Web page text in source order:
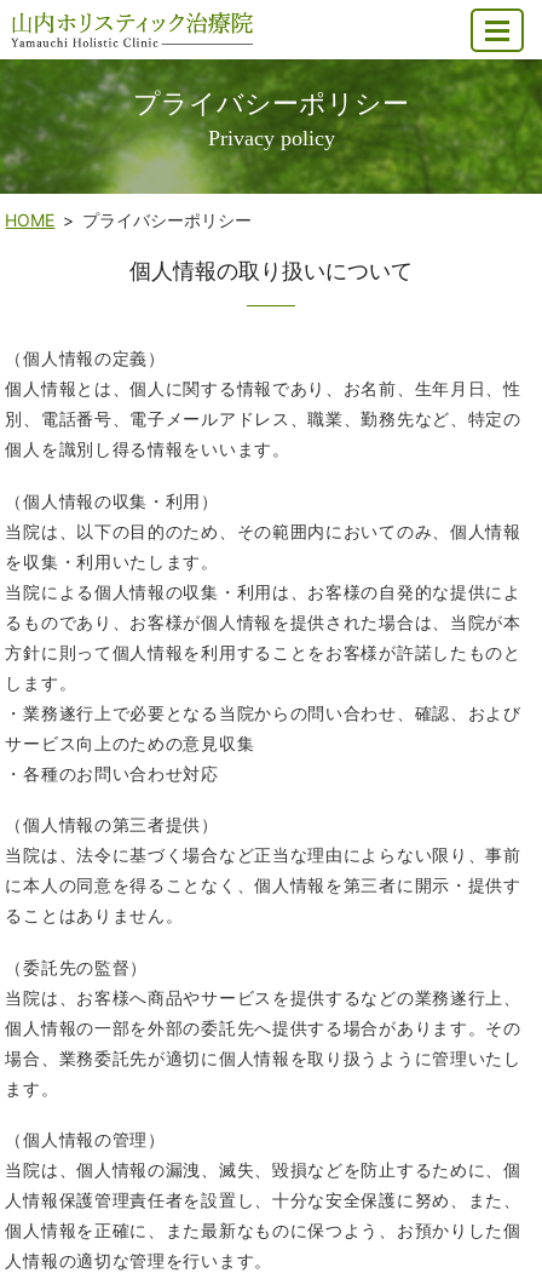
MENU
プライバシーポリシー
Privacy policy
HOME プライバシーポリシー
個人情報の取り扱いについて
（個人情報の定義）
個人情報とは、個人に関する情報であり、お名前、生年月日、性
別、電話番号、電子メールアドレス、職業、勤務先など、特定の
個人を識別し得る情報をいいます。
（個人情報の収集・利用）
当院は、以下の目的のため、その範囲内においてのみ、個人情報
を収集・利用いたします。
当院による個人情報の収集・利用は、お客様の自発的な提供によ
るものであり、お客様が個人情報を提供された場合は、当院が本
方針に則って個人情報を利用することをお客様が許諾したものと
します。
・業務遂行上で必要となる当院からの問い合わせ、確認、および
サービス向上のための意見収集
・各種のお問い合わせ対応
（個人情報の第三者提供）
当院は、法令に基づく場合など正当な理由によらない限り、事前
に本人の同意を得ることなく、個人情報を第三者に開示・提供す
ることはありません。
（委託先の監督）
当院は、お客様へ商品やサービスを提供するなどの業務遂行上、
個人情報の一部を外部の委託先へ提供する場合があります。その
場合、業務委託先が適切に個人情報を取り扱うように管理いたし
ます。
（個人情報の管理）
当院は、個人情報の漏洩、滅失、毀損などを防止するために、個
人情報保護管理責任者を設置し、十分な安全保護に努め、また、
個人情報を正確に、また最新なものに保つよう、お預かりした個
人情報の適切な管理を行います。